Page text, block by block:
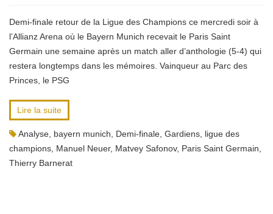
Demi-finale retour de la Ligue des Champions ce mercredi soir à
l’Allianz Arena où le Bayern Munich recevait le Paris Saint
Germain une semaine après un match aller d’anthologie (5-4) qui
restera longtemps dans les mémoires. Vainqueur au Parc des
Princes, le PSG
Lire la suite
Analyse bayern munich Demi-finale Gardiens ligue des
champions Manuel Neuer, Matvey Safonov, Paris Saint Germain
Thierry Barnerat